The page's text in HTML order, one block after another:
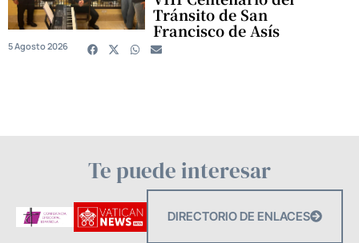
Tránsito de San
Francisco de Asís
5 Agosto 2026
Te puede interesar
DIRECTORIO DE ENLACES